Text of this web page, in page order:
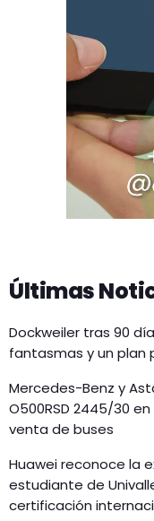
Últimas
Dockweiler tras 90
fantasmas y un plan
Mercedes-Benz y
O500RSD 2445/30
venta de buses
Huawei reconoce la
estudiante de
certificación